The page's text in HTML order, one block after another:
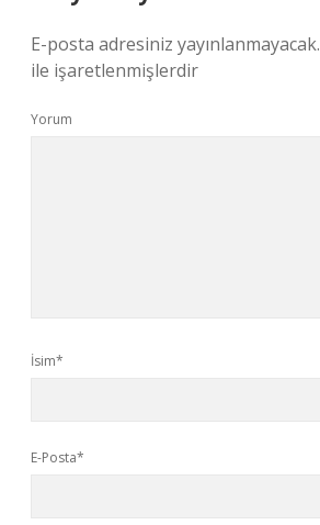
E-posta adresiniz yayınlanmayacak.
ile işaretlenmişlerdir
Yorum
İsim*
E-Posta*